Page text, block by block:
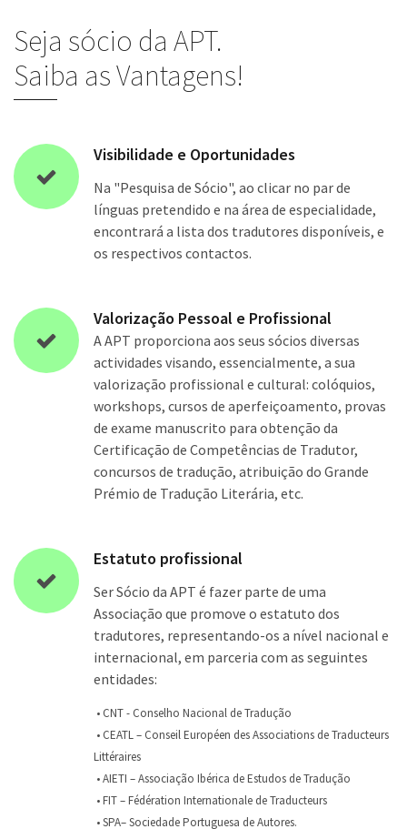
Seja sócio da APT.
Saiba as Vantagens!
Visibilidade e Oportunidades
Na "Pesquisa de Sócio", ao clicar no par de
línguas pretendido e na área de especialidade,
encontrará a lista dos tradutores disponíveis, e
os respectivos contactos.
Valorização Pessoal e Profissional
A APT proporciona aos seus sócios diversas
actividades visando, essencialmente, a sua
valorização profissional e cultural: colóquios,
workshops, cursos de aperfeiçoamento, provas
de exame manuscrito para obtenção da
Certificação de Competências de Tradutor,
concursos de tradução, atribuição do Grande
Prémio de Tradução Literária, etc.
Estatuto profissional
Ser Sócio da APT é fazer parte de uma
Associação que promove o estatuto dos
tradutores, representando-os a nível nacional e
internacional, em parceria com as seguintes
entidades:
• CNT - Conselho Nacional de Tradução
• CEATL – Conseil Européen des Associations de Traducteurs
Littéraires
• AIETI – Associação Ibérica de Estudos de Tradução
• FIT – Fédération Internationale de Traducteurs
• SPA– Sociedade Portuguesa de Autores.